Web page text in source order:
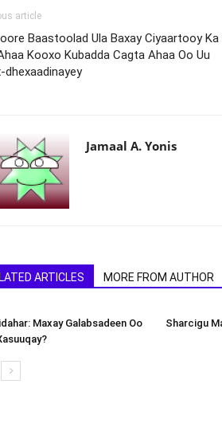
article
Baastoolad Ula Baxay Ciyaartooy Ka
Kooxo Kubadda Cagta Ahaa Oo Uu
dhexaadinayey
Jamaal A. Yonis
ARTICLES MORE FROM AUTHOR
Maxay Galabsadeen Oo
Sharcigu